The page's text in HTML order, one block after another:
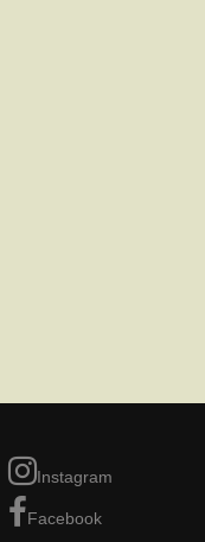
Instagram
Facebook